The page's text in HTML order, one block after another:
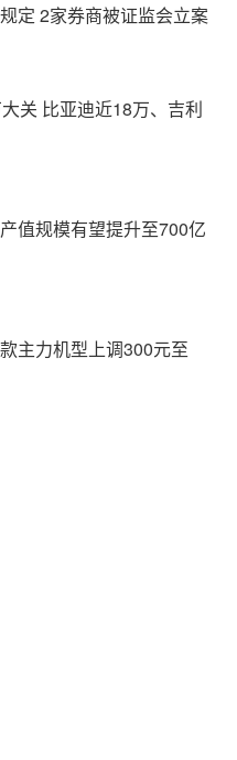
定 2家券商被证监会立案
关 比亚迪近18万、吉利
值规模有望提升至700亿
主力机型上调300元至